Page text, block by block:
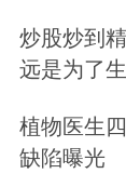
铁锂电
碑。公
炒股炒到
远是为了
植物医生
缺陷曝光